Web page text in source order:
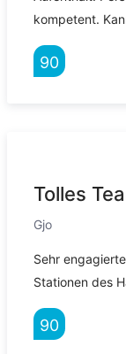
kompetent.
90
Tolles
Gjo
Sehr
Stationen des
90